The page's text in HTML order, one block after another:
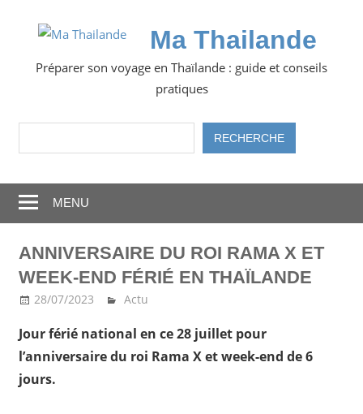
Ma Thailande
Préparer son voyage en Thaïlande : guide et conseils
pratiques
RechercherRECHERCHE
MENU
ANNIVERSAIRE DU ROI RAMA X ET
WEEK-END FÉRIÉ EN THAÏLANDE
28/07/2023 Ma Thailande
Actu
Jour férié national en ce 28 juillet pour
l’anniversaire du roi Rama X et week-end de 6
jours.